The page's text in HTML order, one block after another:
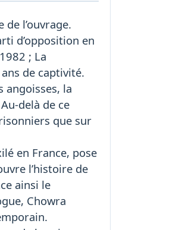
l’ouvrage.
d’opposition en
; La
de captivité.
angoisses, la
delà de ce
que sur
en France, pose
l’histoire de
ainsi le
Chowra